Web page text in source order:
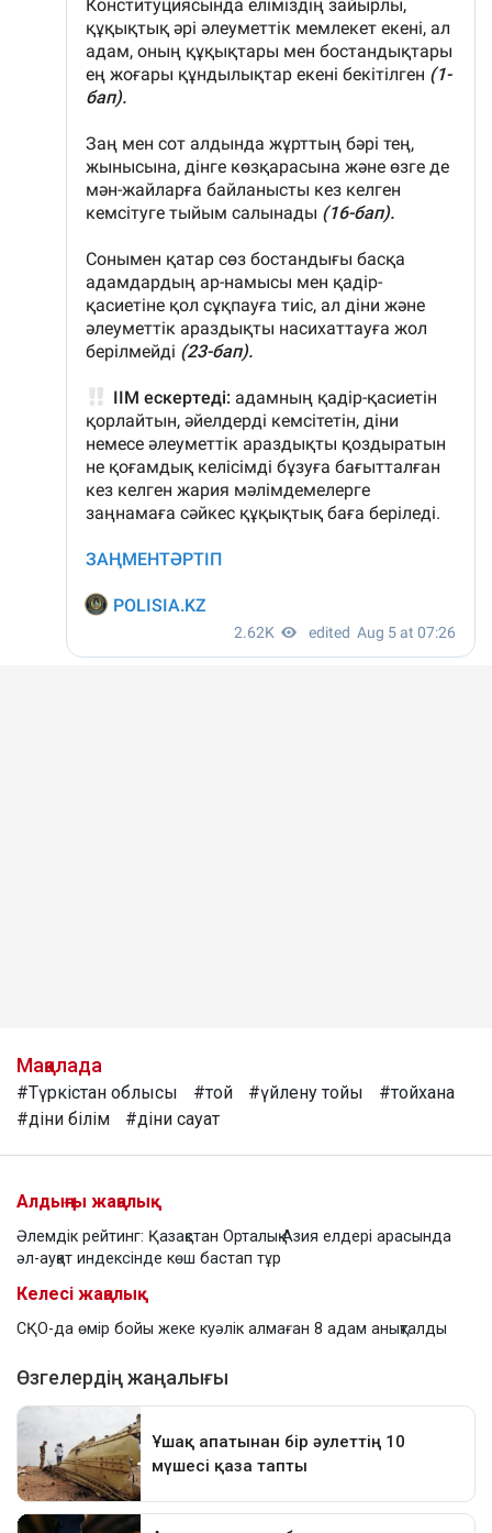
Мақалада
#Түркістан облысы #той #үйлену тойы
#тойхана
#діни білім
#діни сауат
Алдыңғы жаңалық
Әлемдік рейтинг: Қазақстан Орталық Азия елдері арасында
әл-ауқат индексінде көш бастап тұр
Келесі жаңалық
СҚО-да өмір бойы жеке куәлік алмаған 8 адам анықталды